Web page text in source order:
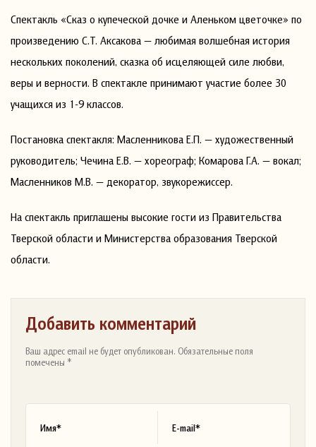
Спектакль «Сказ о купеческой дочке и Аленьком цветочке» по
произведению С.Т. Аксакова — любимая волшебная история
нескольких поколений, сказка об исцеляющей силе любви,
веры и верности. В спектакле принимают участие более 30
учащихся из 1-9 классов.
Постановка спектакля: Масленникова Е.П. — художественный
руководитель; Чечина Е.В. — хореограф; Комарова Г.А. — вокал;
Масленников М.В. — декоратор, звукорежиссер.
На спектакль приглашены высокие гости из Правительства
Тверской области и Министерства образования Тверской
области.
Добавить комментарий
Ваш адрес email не будет опубликован. Обязательные поля
помечены *